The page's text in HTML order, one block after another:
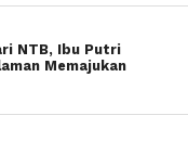
NTB, Ibu Putri
Memajukan